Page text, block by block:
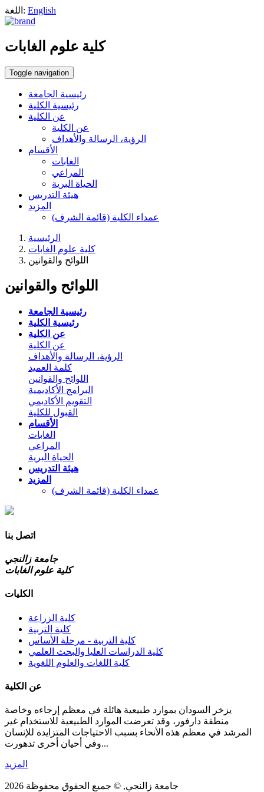
اللغة: English
كلية علوم الغابات
Toggle navigation
رئيسية الجامعة
رئيسية الكلية
عن الكلية
عن الكلية
الرؤية، الرسالة والأهداف
الأقسام
الغابات
المراعي
الحياة البرية
هيئة التدريس
المزيد
عمداء الكلية (قائمة الشرف)
الرئيسية
كلية علوم الغابات
اللوائح والقوانين
اللوائح والقوانين
رئيسية الجامعة
رئيسية الكلية
عن الكلية
عن الكلية
الرؤية، الرسالة والأهداف
كلمة العميد
اللوائح والقوانين
البرامج الأكاديمية
التقويم الأكاديمي
القبول للكلية
الأقسام
الغابات
المراعي
الحياة البرية
هيئة التدريس
المزيد
عمداء الكلية (قائمة الشرف)
اتصل بنا
جامعة زالنجي
كلية علوم الغابات
الكليات
كلية الزراعة
كلية التربية
كلية التربية - مرحلة الأساس
كلية الدراسات العليا والبحث العلمي
كلية اللغات والعلوم اللغوية
عن الكلية
يزخر السودان بموارد طبيعية هائلة في معظم إرجاءه وخاصة
منطقة دارفور، وقد تعرضت الموارد الطبيعية للاستخدام غير
المرشد في معظم هذه الأنحاء بسبب الاحتياجات المتزايدة للإنسان
وفي أحيان أخرى تدهورت...
المزيد
جامعة زالنجي, © جميع الحقوق محفوظة 2026